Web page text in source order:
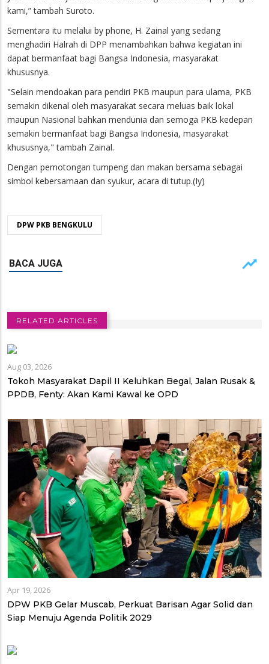
kami,” tambah Suroto.
Sementara itu melalui by phone, H. Zainal yang sedang
menghadiri Halrah di DPP menambahkan bahwa kegiatan ini
dapat bermanfaat bagi Bangsa Indonesia, masyarakat
khususnya.
"Selain mendoakan para pendiri PKB maupun para ulama, PKB
semakin dikenal oleh masyarakat secara meluas baik lokal
maupun Nasional bahkan mendunia dan semoga PKB kedepan
semakin bermanfaat bagi Bangsa Indonesia, masyarakat
khususnya," tambah Zainal.
Dengan pemotongan tumpeng dan makan bersama sebagai
simbol kebersamaan dan syukur, acara di tutup.(Iy)
DPW PKB BENGKULU
RELATED ARTICLES
Aug 03, 2026
Tokoh Masyarakat Dapil II Keluhkan Begal, Jalan Rusak &
PPDB, Fenty: Akan Kami Kawal ke OPD
Apr 19, 2026
DPW PKB Gelar Muscab, Perkuat Barisan Agar Solid dan
Siap Menuju Agenda Politik 2029